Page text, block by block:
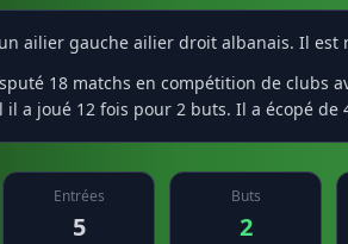
ailier gauche ailier droit albanais. Il est
18 matchs en compétition de clubs
il a joué 12 fois pour 2 buts. Il a écopé de
Entrées
5
Buts
2